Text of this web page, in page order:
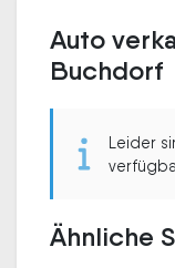
Auto
Buchdorf
Leider
Ähnliche